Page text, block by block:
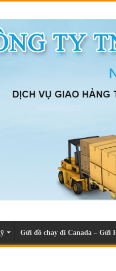
Gửi đồ chay đi Canada – Gửi